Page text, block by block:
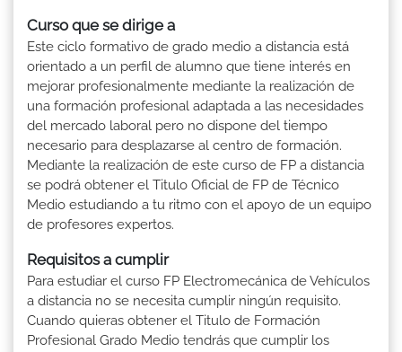
Curso que se dirige a
Este ciclo formativo de grado medio a distancia está
orientado a un perfil de alumno que tiene interés en
mejorar profesionalmente mediante la realización de
una formación profesional adaptada a las necesidades
del mercado laboral pero no dispone del tiempo
necesario para desplazarse al centro de formación.
Mediante la realización de este curso de FP a distancia
se podrá obtener el Titulo Oficial de FP de Técnico
Medio estudiando a tu ritmo con el apoyo de un equipo
de profesores expertos.
Requisitos a cumplir
Para estudiar el curso FP Electromecánica de Vehículos
a distancia no se necesita cumplir ningún requisito.
Cuando quieras obtener el Titulo de Formación
Profesional Grado Medio tendrás que cumplir los